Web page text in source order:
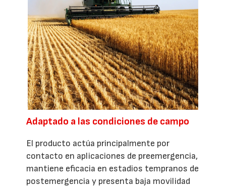
Adaptado a las condiciones de campo
El producto actúa principalmente por
contacto en aplicaciones de preemergencia,
mantiene eficacia en estadios tempranos de
postemergencia y presenta baja movilidad